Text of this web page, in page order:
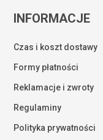
INFORMACJE
Czas i koszt dostawy
Formy płatności
Reklamacje i zwroty
Regulaminy
Polityka prywatności